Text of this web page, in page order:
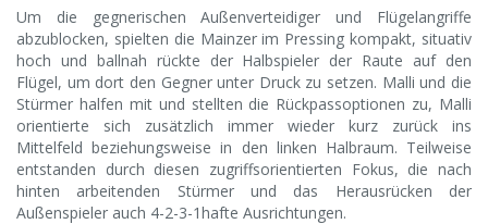
Um die gegnerischen Außenverteidiger und Flügelangriffe
abzublocken, spielten die Mainzer im Pressing kompakt, situativ
hoch und ballnah rückte der Halbspieler der Raute auf den
Flügel, um dort den Gegner unter Druck zu setzen. Malli und die
Stürmer halfen mit und stellten die Rückpassoptionen zu, Malli
orientierte sich zusätzlich immer wieder kurz zurück ins
Mittelfeld beziehungsweise in den linken Halbraum. Teilweise
entstanden durch diesen zugriffsorientierten Fokus, die nach
hinten arbeitenden Stürmer und das Herausrücken der
Außenspieler auch 4-2-3-1hafte Ausrichtungen.